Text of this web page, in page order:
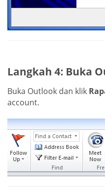
Langkah 4: Buka
Buka Outlook dan klik
account.